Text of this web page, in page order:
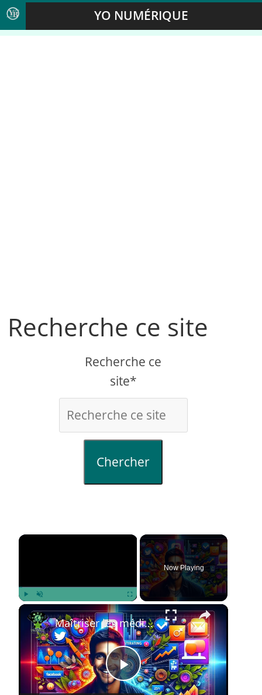
YO NUMÉRIQUE
Recherche ce site
Recherche ce
site*
Chercher
×
Now Playing
×
P
Maîtriser les médias payants et organiques : le point de vue d'un magnat du numérique